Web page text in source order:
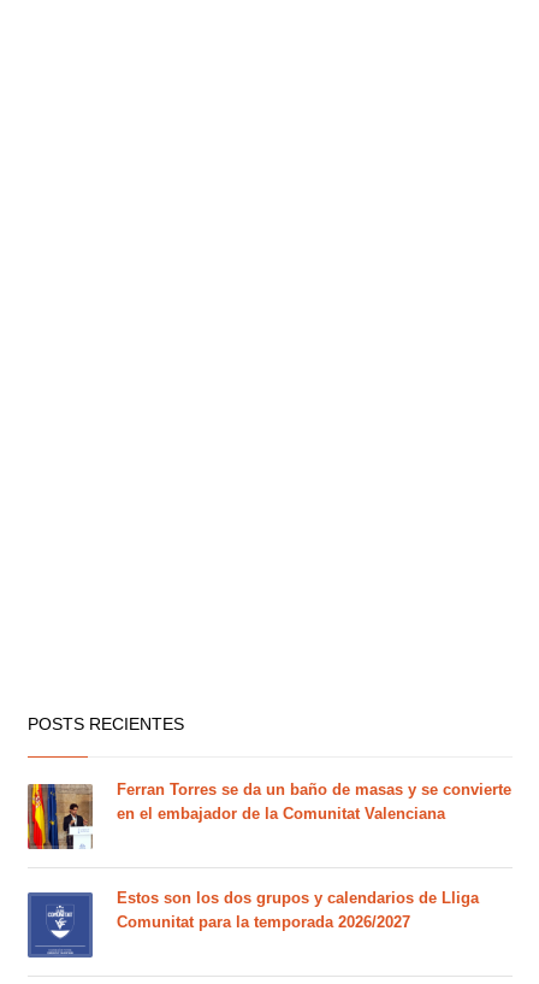
POSTS RECIENTES
Ferran Torres se da un baño de masas y se convierte
en el embajador de la Comunitat Valenciana
Estos son los dos grupos y calendarios de Lliga
Comunitat para la temporada 2026/2027